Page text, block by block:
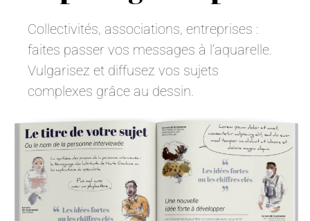
Collectivités, associations, entreprises :
faites passer vos messages à l’aquarelle.
Vulgarisez et diffusez vos sujets
complexes grâce au dessin.